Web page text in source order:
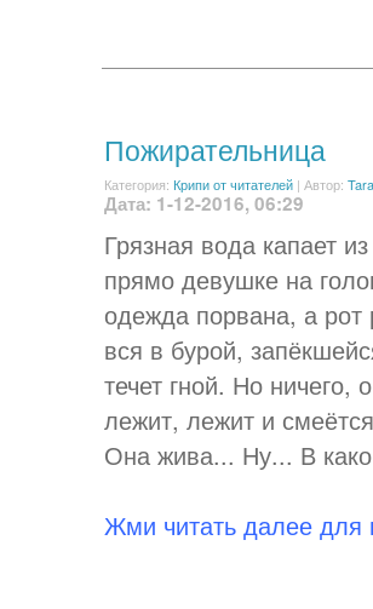
Пожирательница
Категория: Крипи от читателей | Автор:
Дата: 1-12-2016, 06:29
Грязная вода капает
прямо девушке на
одежда порвана, а
вся в бурой,
течет гной. Но ничего,
лежит, лежит и
Она жива... Ну... В
Жми читать далее для